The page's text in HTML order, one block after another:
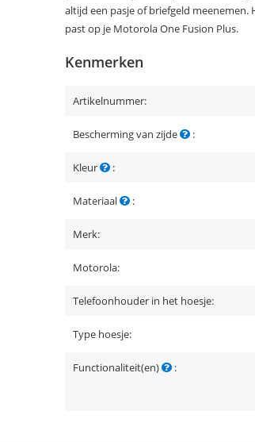
altijd een pasje of briefgeld
past op je Motorola One Fusion Plus.
Kenmerken
Artikelnummer:
Bescherming van zijde :
Kleur :
Materiaal :
Merk:
Motorola:
Telefoonhouder in het hoesje:
Type hoesje:
Functionaliteit(en) :